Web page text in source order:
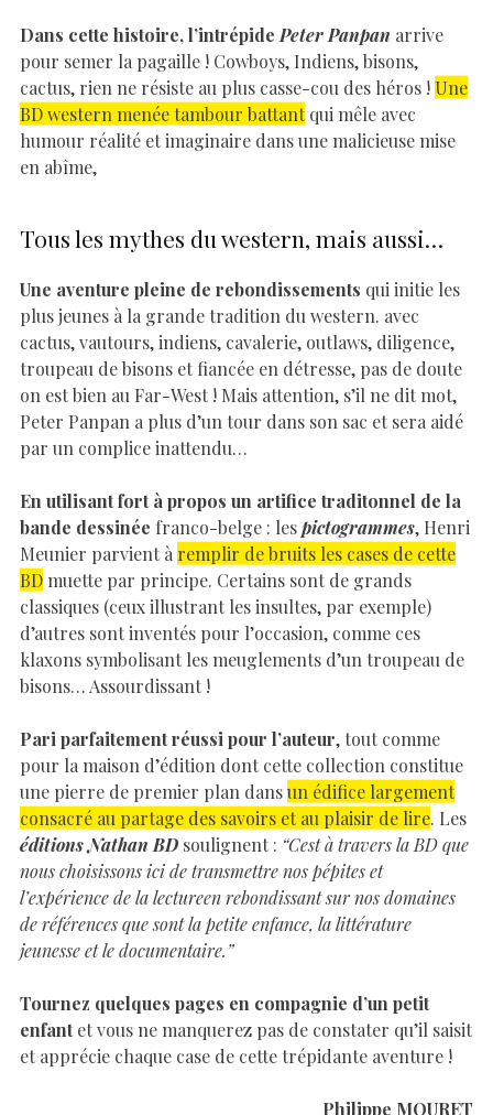
Dans cette histoire, l’intrépide Peter Panpan arrive
pour semer la pagaille ! Cowboys, Indiens, bisons,
cactus, rien ne résiste au plus casse-cou des héros ! Une
BD western menée tambour battant qui mêle avec
humour réalité et imaginaire dans une malicieuse mise
en abîme,
Tous les mythes du western, mais aussi…
Une aventure pleine de rebondissements qui initie les
plus jeunes à la grande tradition du western. avec
cactus, vautours, indiens, cavalerie, outlaws, diligence,
troupeau de bisons et fiancée en détresse, pas de doute
on est bien au Far-West ! Mais attention, s’il ne dit mot,
Peter Panpan a plus d’un tour dans son sac et sera aidé
par un complice inattendu…
En utilisant fort à propos un artifice traditonnel de la
bande dessinée franco-belge : lespictogrammes, Henri
Meunier parvient à remplir de bruits les cases de cette
BDmuette par principe. Certains sont de grands
classiques (ceux illustrant les insultes, par exemple)
d’autres sont inventés pour l’occasion, comme ces
klaxons symbolisant les meuglements d’un troupeau de
bisons… Assourdissant !
Pari parfaitement réussi pour l’auteur, tout comme
pour la maison d’édition dont cette collection constitue
une pierre de premier plan dansun édifice largement
consacré au partage des savoirs et au plaisir de lire. Les
éditions Nathan BD soulignent : “Cest à travers la BD que
nous choisissons ici de transmettre nos pépites et
l’expérience de la lectureen rebondissant sur nos domaines
de références que sont la petite enfance, la littérature
jeunesse et le documentaire.”
Tournez quelques pages en compagnie d’un petit
enfantet vous ne manquerez pas de constater qu’il saisit
et apprécie chaque case de cette trépidante aventure !
Philippe MOURET